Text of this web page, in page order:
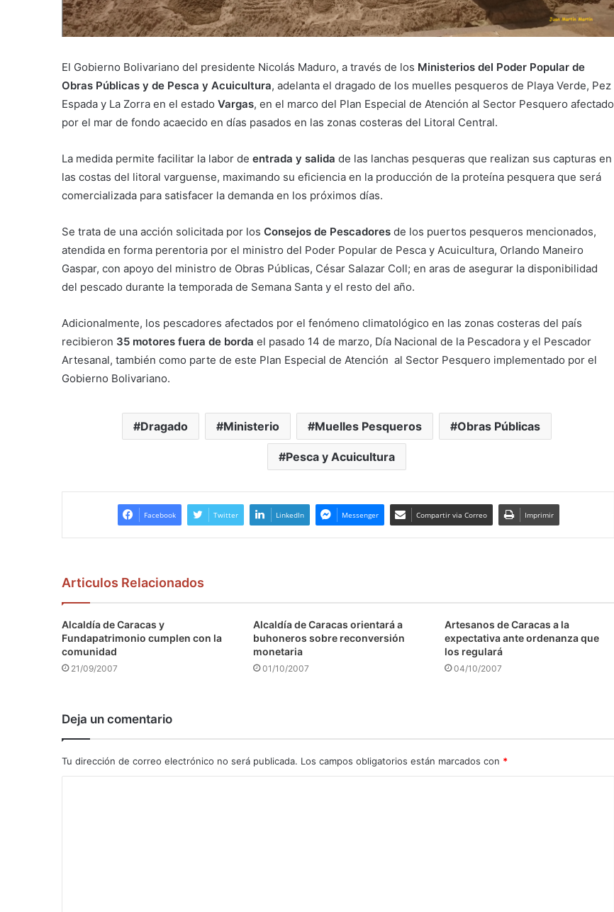
El Gobierno Bolivariano del presidente Nicolás Maduro, a través de los Ministerios del Poder Popular de
Obras Públicas y de Pesca y Acuicultura, adelanta el dragado de los muelles pesqueros de Playa Verde, Pez
Espada y La Zorra en el estado Vargas, en el marco del Plan Especial de Atención al Sector Pesquero afectado
por el mar de fondo acaecido en días pasados en las zonas costeras del Litoral Central.
La medida permite facilitar la labor de entrada y salida de las lanchas pesqueras que realizan sus capturas en
las costas del litoral varguense, maximando su eficiencia en la producción de la proteína pesquera que será
comercializada para satisfacer la demanda en los próximos días.
Se trata de una acción solicitada por los Consejos de Pescadores de los puertos pesqueros mencionados,
atendida en forma perentoria por el ministro del Poder Popular de Pesca y Acuicultura, Orlando Maneiro
Gaspar, con apoyo del ministro de Obras Públicas, César Salazar Coll; en aras de asegurar la disponibilidad
del pescado durante la temporada de Semana Santa y el resto del año.
Adicionalmente, los pescadores afectados por el fenómeno climatológico en las zonas costeras del país
recibieron 35 motores fuera de borda el pasado 14 de marzo, Día Nacional de la Pescadora y el Pescador
Artesanal, también como parte de este Plan Especial de Atención al Sector Pesquero implementado por el
Gobierno Bolivariano.
Dragado Ministerio Muelles Pesqueros Obras Públicas
Pesca y Acuicultura
Facebook Twitter LinkedIn Messenger Compartir via Correo Imprimir
Articulos Relacionados
Alcaldía de Caracas y
Fundapatrimonio cumplen con la
comunidad
21/09/2007
Alcaldía de Caracas orientará a
buhoneros sobre reconversión
monetaria
01/10/2007
Artesanos de Caracas a la
expectativa ante ordenanza que
los regulará
04/10/2007
Deja un comentario
Tu dirección de correo electrónico no será publicada. Los campos obligatorios están marcados con *